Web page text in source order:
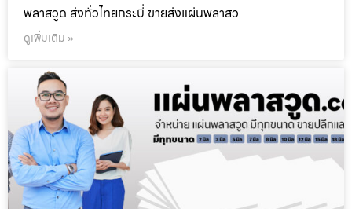
พลาสวูด ส่งทั่วไทยกระบี่ ขายส่งแผ่นพลาสว
ดูเพิ่มเติม »